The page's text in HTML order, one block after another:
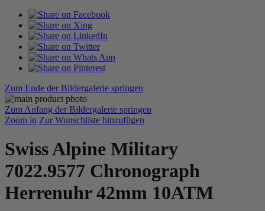
Zum Ende der Bildergalerie springen
Zum Anfang der Bildergalerie springen
Zoom in Zur Wunschliste hinzufügen
Swiss Alpine Military
7022.9577 Chronograph
Herrenuhr 42mm 10ATM